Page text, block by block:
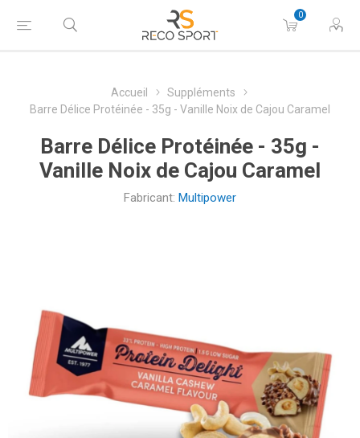
0
Accueil
Suppléments
Barre Délice Protéinée - 35g - Vanille Noix de Cajou Caramel
Barre Délice Protéinée - 35g -
Vanille Noix de Cajou Caramel
Fabricant: Multipower